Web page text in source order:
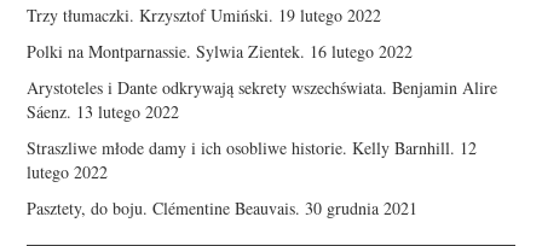
Trzy tłumaczki. Krzysztof Umiński. 19 lutego 2022
Polki na Montparnassie. Sylwia Zientek. 16 lutego 2022
Arystoteles i Dante odkrywają sekrety wszechświata. Benjamin Alire
Sáenz. 13 lutego 2022
Straszliwe młode damy i ich osobliwe historie. Kelly Barnhill. 12
lutego 2022
Pasztety, do boju. Clémentine Beauvais. 30 grudnia 2021